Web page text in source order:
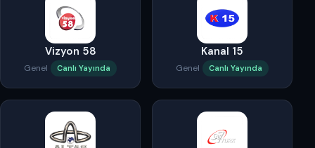
Vizyon 58
Genel Canlı Yayında
Kanal 15
Genel Canlı Yayında